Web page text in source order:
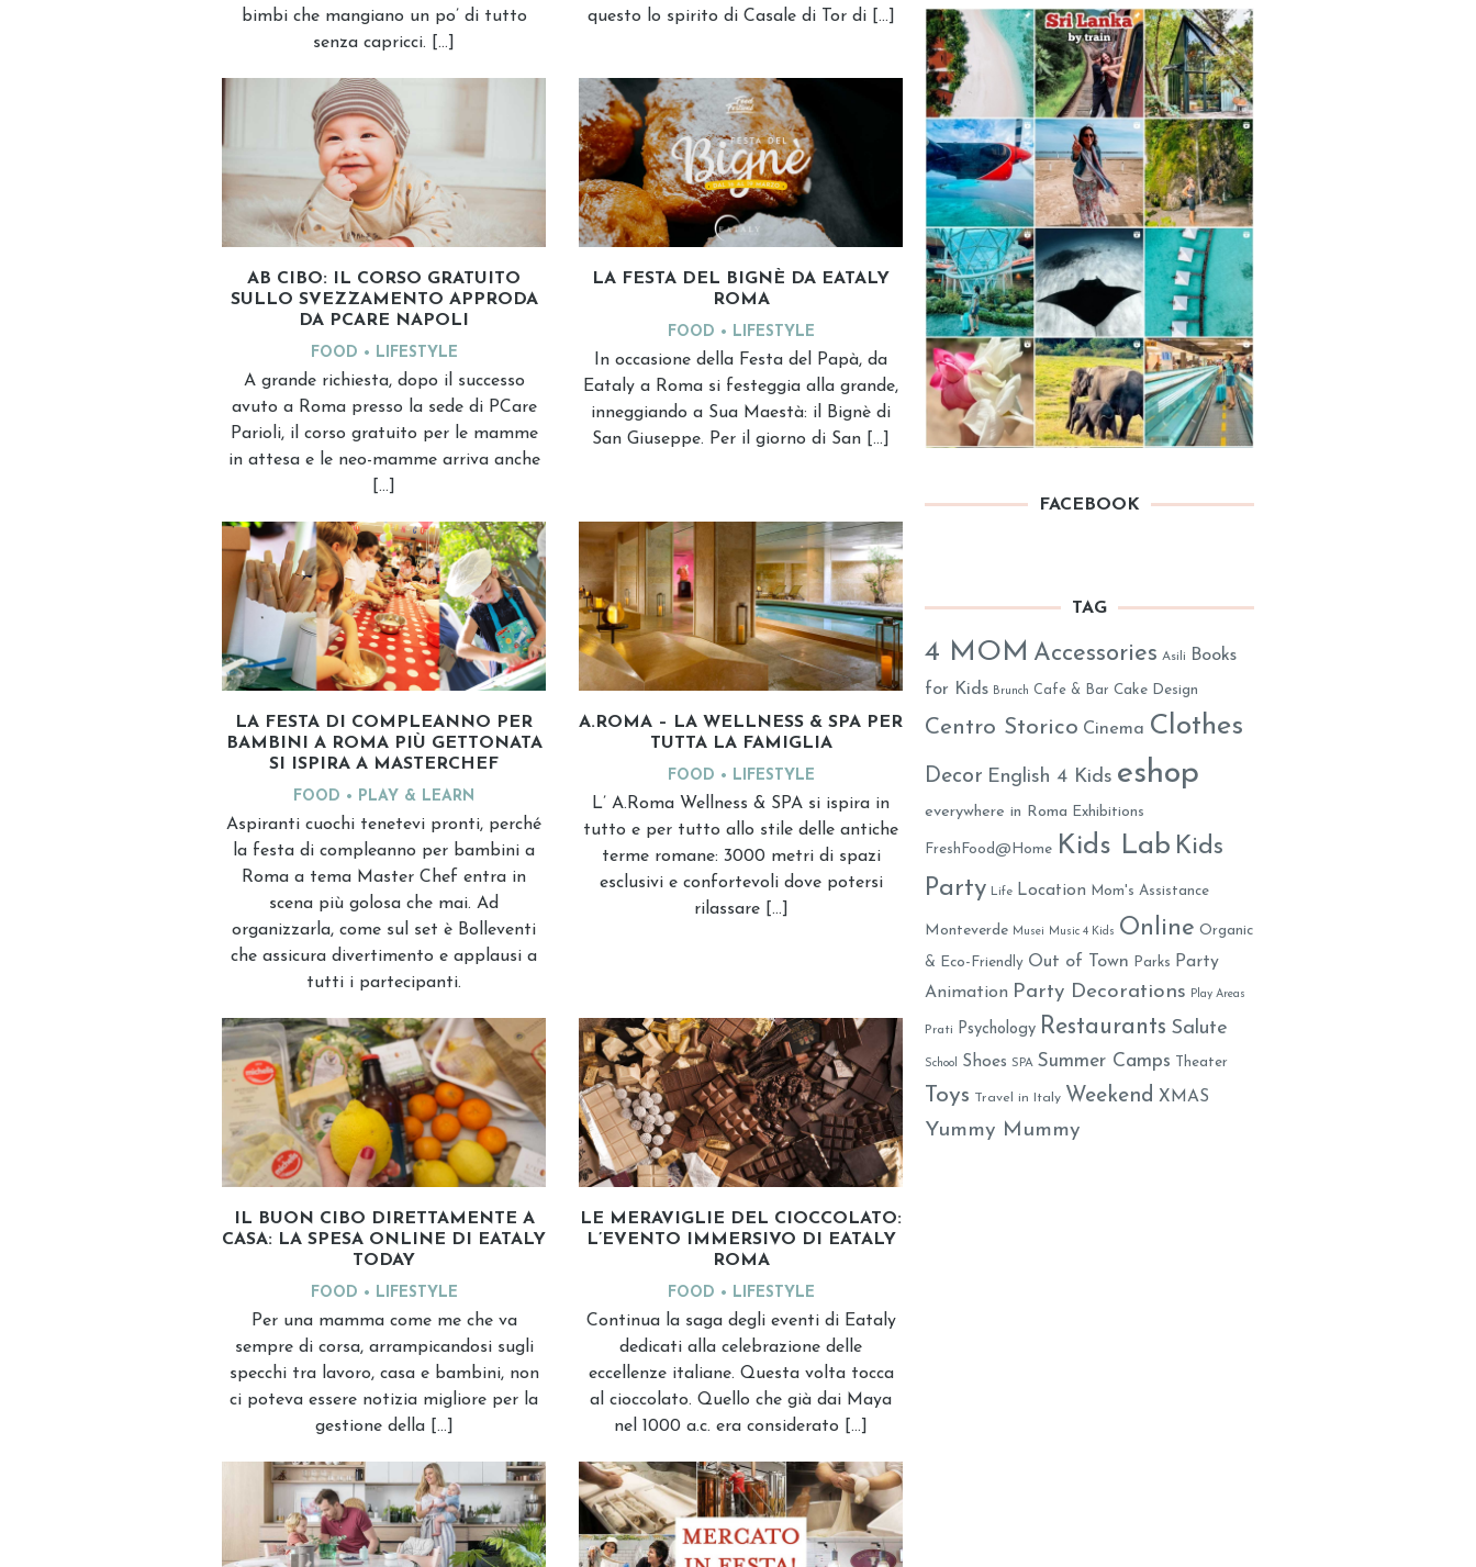
bimbi che mangiano un po’ di tutto
senza capricci. […]
questo lo spirito di Casale di Tor di […]
AB CIBO: IL CORSO GRATUITO
SULLO SVEZZAMENTO APPRODA
DA PCARE NAPOLI
FOOD LIFESTYLE
A grande richiesta, dopo il successo
avuto a Roma presso la sede di PCare
Parioli, il corso gratuito per le mamme
in attesa e le neo-mamme arriva anche
[…]
LA FESTA DEL BIGNÈ DA EATALY
ROMA
FOOD LIFESTYLE
In occasione della Festa del Papà, da
Eataly a Roma si festeggia alla grande,
inneggiando a Sua Maestà: il Bignè di
San Giuseppe. Per il giorno di San […]
LA FESTA DI COMPLEANNO PER
BAMBINI A ROMA PIÙ GETTONATA
SI ISPIRA A MASTERCHEF
FOOD PLAY & LEARN
Aspiranti cuochi tenetevi pronti, perché
la festa di compleanno per bambini a
Roma a tema Master Chef entra in
scena più golosa che mai. Ad
organizzarla, come sul set è Bolleventi
che assicura divertimento e applausi a
tutti i partecipanti.
A.ROMA – LA WELLNESS & SPA PER
TUTTA LA FAMIGLIA
FOOD LIFESTYLE
L’ A.Roma Wellness & SPA si ispira in
tutto e per tutto allo stile delle antiche
terme romane: 3000 metri di spazi
esclusivi e confortevoli dove potersi
rilassare […]
IL BUON CIBO DIRETTAMENTE A
CASA: LA SPESA ONLINE DI EATALY
TODAY
FOOD LIFESTYLE
Per una mamma come me che va
sempre di corsa, arrampicandosi sugli
specchi tra lavoro, casa e bambini, non
ci poteva essere notizia migliore per la
gestione della […]
LE MERAVIGLIE DEL CIOCCOLATO:
L’EVENTO IMMERSIVO DI EATALY
ROMA
FOOD LIFESTYLE
Continua la saga degli eventi di Eataly
dedicati alla celebrazione delle
eccellenze italiane. Questa volta tocca
al cioccolato. Quello che già dai Maya
nel 1000 a.c. era considerato […]
FACEBOOK
TAG
4 MOM Accessories Asili
Books
for Kids Brunch Cafe & Bar Cake Design
Centro Storico Cinema Clothes
Decor English 4 Kids eshop
everywhere in Roma Exhibitions
FreshFood@Home Kids Lab Kids
Party Life Location Mom's Assistance
Monteverde Musei Music 4 Kids Online Organic
& Eco-Friendly Out of Town Parks
Party
Animation Party Decorations Play Areas
Prati Psychology Restaurants Salute
School Shoes SPA Summer Camps Theater
Toys Travel in Italy Weekend XMAS
Yummy Mummy